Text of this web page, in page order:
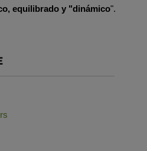
equilibrado y "dinámico".